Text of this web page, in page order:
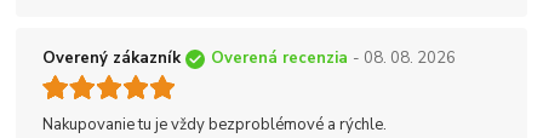
Overený zákazník Overená recenzia - 08. 08. 2026
Nakupovanie tu je vždy bezproblémové a rýchle.